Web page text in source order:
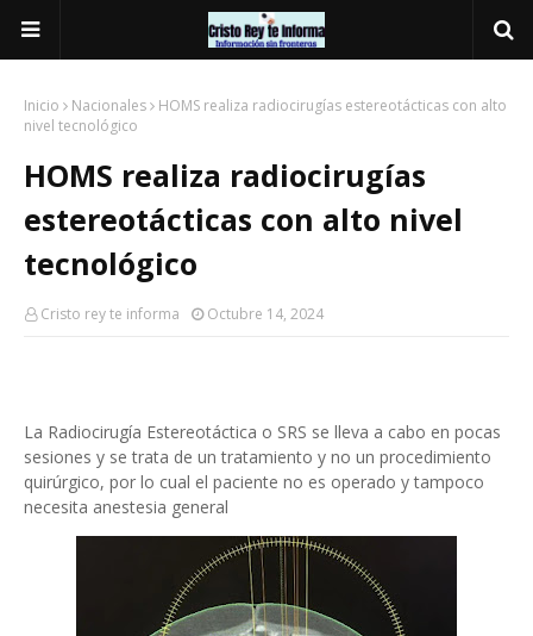
Inicio Nacionales
HOMS realiza radiocirugías estereotácticas con alto
nivel tecnológico
HOMS realiza radiocirugías
estereotácticas con alto nivel
tecnológico
Cristo rey te informa Octubre 14, 2024
La Radiocirugía Estereotáctica o SRS se lleva a cabo en pocas
sesiones y se trata de un tratamiento y no un procedimiento
quirúrgico, por lo cual el paciente no es operado y tampoco
necesita anestesia general